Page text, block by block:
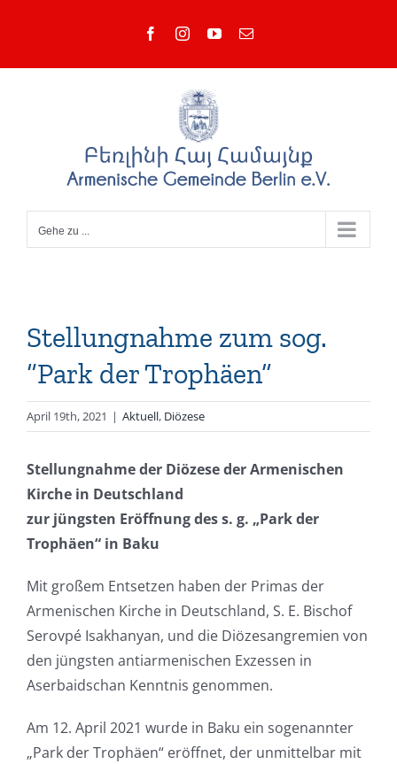
FacebookInstagramYouTube
E-
Gehe zu ...
Stellungnahme zum sog.
“Park der Trophäen”
April 19th, 2021 | Aktuell, Diözese
Stellungnahme der Diözese der Armenischen
Kirche in Deutschland
zur jüngsten Eröffnung des s. g. „Park der
Trophäen“ in Baku
Mit großem Entsetzen haben der Primas der
Armenischen Kirche in Deutschland, S. E. Bischof
Serovpé Isakhanyan, und die Diözesangremien von
den jüngsten antiarmenischen Exzessen in
Aserbaidschan Kenntnis genommen.
Am 12. April 2021 wurde in Baku ein sogenannter
„Park der Trophäen“ eröffnet, der unmittelbar mit